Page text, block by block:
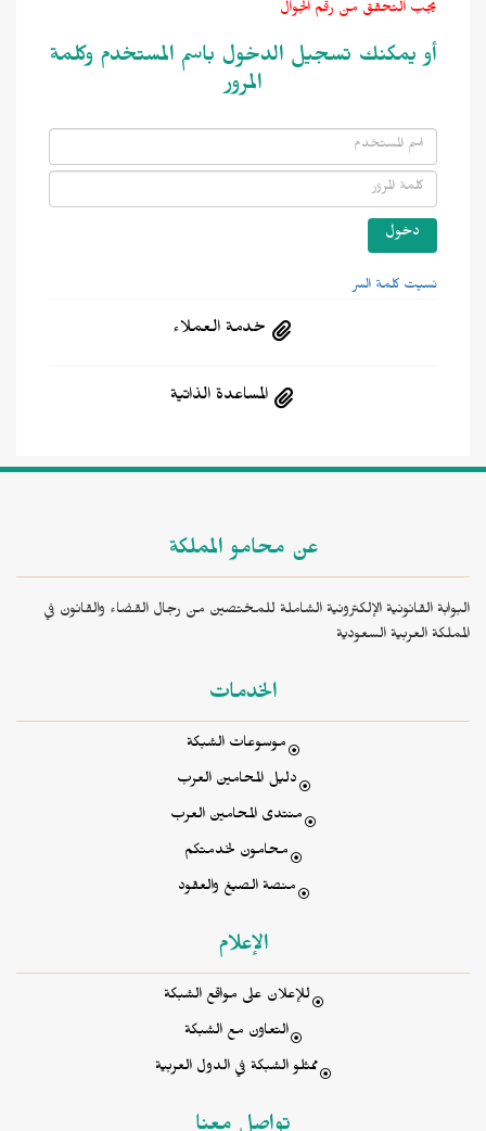
يجب التحقق من رقم الجوال
أو يمكنك تسجيل الدخول باسم المستخدم وكلمة
المرور
نسيت كلمة السر
خدمة العملاء
المساعدة الذاتية
عن محامو المملكة
البوابة القانونية الإلكترونية الشاملة للمختصين من رجال القضاء والقانون في
المملكة العربية السعودية
الخدمات
موسوعات الشبكة
دليل المحامين العرب
منتدى المحامين العرب
محامون لخدمتكم
منصة الصيغ والعقود
الإعلام
للإعلان على مواقع الشبكة
التعاون مع الشبكة
ممثلو الشبكة في الدول العربية